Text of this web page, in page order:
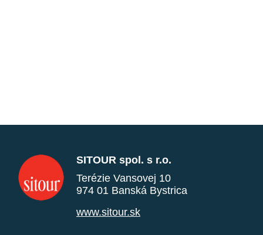
SITOUR spol. s r.o.
Terézie Vansovej 10
974 01 Banská Bystrica
www.sitour.sk